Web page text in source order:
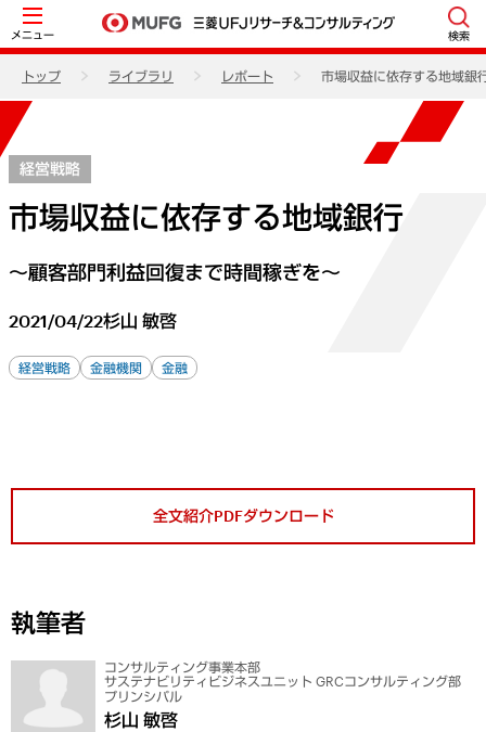
メニュー 検索
トップ ライブラリ レポート 市場収益に依存する地域銀
経営戦略
市場収益に依存する地域銀行
～顧客部門利益回復まで時間稼ぎを～
2021/04/22杉山 敏啓
経営戦略 金融機関 金融
全文紹介PDFダウンロード
執筆者
コンサルティング事業本部
サステナビリティビジネスユニット GRCコンサルティング部
プリンシパル
杉山 敏啓